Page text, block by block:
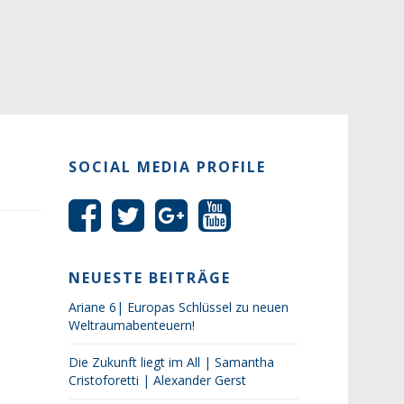
SOCIAL MEDIA PROFILE
NEUESTE BEITRÄGE
Ariane 6| Europas Schlüssel zu neuen
Weltraumabenteuern!
Die Zukunft liegt im All | Samantha
Cristoforetti | Alexander Gerst